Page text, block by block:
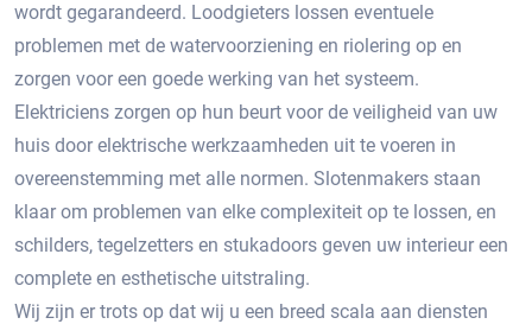
wordt gegarandeerd. Loodgieters lossen eventuele
problemen met de watervoorziening en riolering op en
zorgen voor een goede werking van het systeem.
Elektriciens zorgen op hun beurt voor de veiligheid van uw
huis door elektrische werkzaamheden uit te voeren in
overeenstemming met alle normen. Slotenmakers staan ​​
klaar om problemen van elke complexiteit op te lossen, en
schilders, tegelzetters en stukadoors geven uw interieur een
complete en esthetische uitstraling.
Wij zijn er trots op dat wij u een breed scala aan diensten